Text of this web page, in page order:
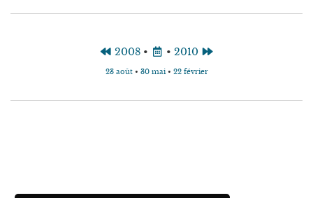
2008 • • 2010
23 août• 30 mai• 22 février